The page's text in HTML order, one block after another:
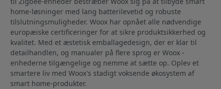
home-løsninger med lang batterilevetid og robuste
tilslutningsmuligheder. Woox har opnået alle nødvendige
europæiske certificeringer for at sikre produktsikkerhed og
kvalitet. Med et æstetisk emballagedesign, der er klar til
detailhandlen, og manualer på flere sprog er Woox -
enhederne tilgængelige og nemme at sætte op. Oplev et
smartere liv med Woox's stadigt voksende økosystem af
smart home-produkter.